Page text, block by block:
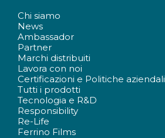
Chi siamo
News
Ambassador
Partner
Marchi distribuiti
Lavora con noi
Certificazioni e Politiche aziendali
Tutti i prodotti
Tecnologia e R&D
Responsibility
Re-Life
Ferrino Films